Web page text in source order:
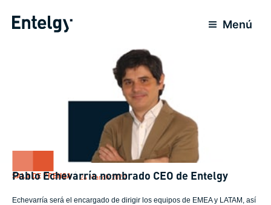
Menú
SALA DE PRENSA 24 March 2022
Pablo Echevarría nombrado CEO de Entelgy
Echevarría será el encargado de dirigir los equipos de EMEA y LATAM, así